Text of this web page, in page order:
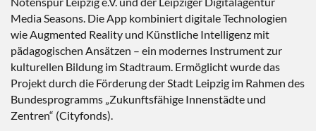
Media Seasons. Die App kombiniert digitale Technologien
wie Augmented Reality und Künstliche Intelligenz mit
pädagogischen Ansätzen – ein modernes Instrument zur
kulturellen Bildung im Stadtraum. Ermöglicht wurde das
Projekt durch die Förderung der Stadt Leipzig im Rahmen des
Bundesprogramms „Zukunftsfähige Innenstädte und
Zentren“ (Cityfonds).